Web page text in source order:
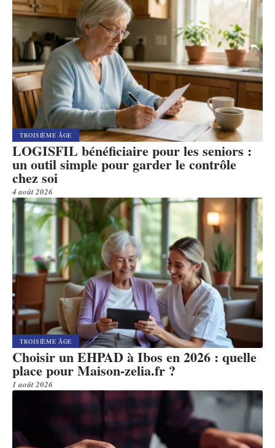
TROISIÈME ÂGE
LOGISFIL bénéficiaire pour les seniors :
un outil simple pour garder le contrôle
chez soi
4 août 2026
TROISIÈME ÂGE
Choisir un EHPAD à Ibos en 2026 : quelle
place pour Maison-zelia.fr ?
1 août 2026